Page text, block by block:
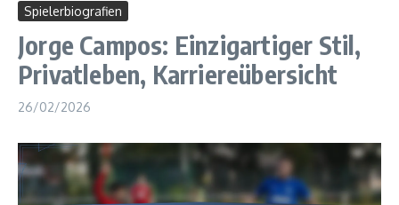
Spielerbiografien
Jorge Campos: Einzigartiger Stil,
Privatleben, Karriereübersicht
26/02/2026